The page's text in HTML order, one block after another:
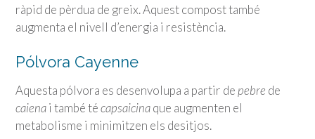
ràpid de pèrdua de greix. Aquest compost també
augmenta el nivell d’energia i resistència.
Pólvora Cayenne
Aquesta pólvora es desenvolupa a partir de pebre de
caienai també técapsaicinaque augmenten el
metabolisme i minimitzen els desitjos.